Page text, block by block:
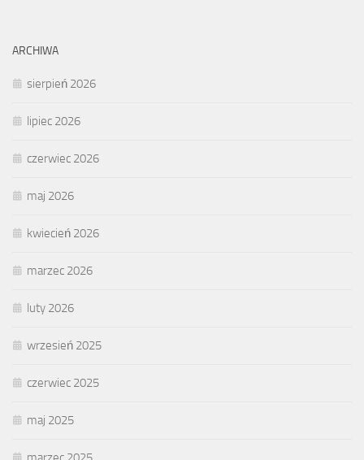
ARCHIWA
sierpień 2026
lipiec 2026
czerwiec 2026
maj 2026
kwiecień 2026
marzec 2026
luty 2026
wrzesień 2025
czerwiec 2025
maj 2025